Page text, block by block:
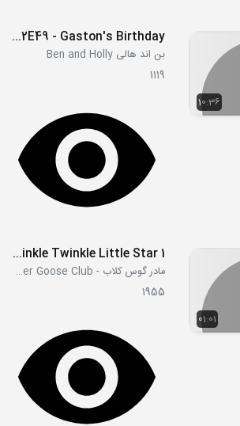
10:36
S02E49 - Gaston's Birthday
بن اند هالی Ben and Holly
1119
01:01
Twinkle Twinkle Little Star 1
مادر گوس کلاب - Mother Goose Club
1955